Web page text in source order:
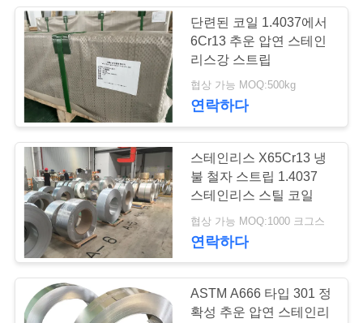
에
행
페라이트 스테인리
스
71
특수 합금
단련된 코일 1.4037에서
6Cr13 추운 압연 스테인
리스강 스트립
협상 가능 MOQ:500kg
연락하다
스테인리스 X65Cr13 냉
불 철자 스트립 1.4037
스테인리스 스틸 코일
협상 가능 MOQ:1000 크그스
연락하다
ASTM A666 타입 301 정
확성 추운 압연 스테인리